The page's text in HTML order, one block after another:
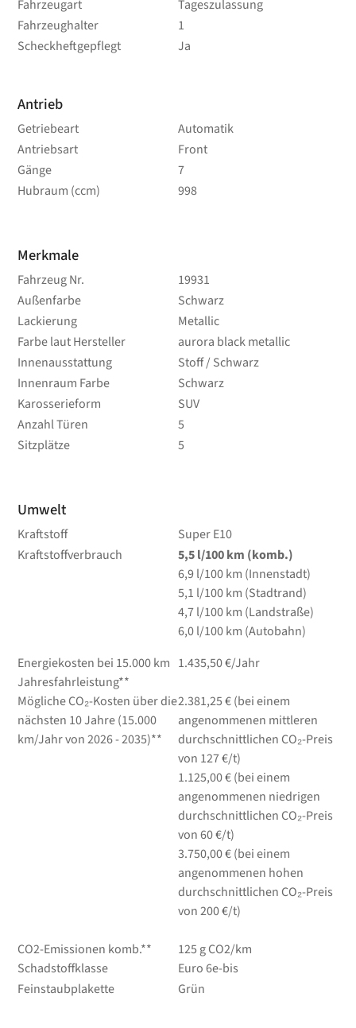
Fahrzeugart
Tageszulassung
Fahrzeughalter
1
Scheckheftgepflegt
Ja
Antrieb
Getriebeart
Automatik
Antriebsart
Front
Gänge
7
Hubraum (ccm)
998
Merkmale
Fahrzeug Nr.
19931
Außenfarbe
Schwarz
Lackierung
Metallic
Farbe laut Hersteller
aurora black metallic
Innenausstattung
Stoff / Schwarz
Innenraum Farbe
Schwarz
Karosserieform
SUV
Anzahl Türen
5
Sitzplätze
5
Umwelt
Kraftstoff
Super E10
Kraftstoffverbrauch
5,5l/100 km (komb.)
6,9l/100 km (Innenstadt)
5,1 l/100 km (Stadtrand)
4,7l/100 km (Landstraße)
6,0l/100 km (Autobahn)
Energiekosten bei 15.000 km
Jahresfahrleistung**
1.435,50 €/Jahr
Mögliche CO₂-Kosten über die
nächsten 10 Jahre (15.000
km/Jahr von 2026 - 2035)**
2.381,25 € (bei einem
angenommenen mittleren
durchschnittlichen CO₂-Preis
von 127 €/t)
1.125,00 € (bei einem
angenommenen niedrigen
durchschnittlichen CO₂-Preis
von 60 €/t)
3.750,00 € (bei einem
angenommenen hohen
durchschnittlichen CO₂-Preis
von 200 €/t)
CO2-Emissionen komb.**
125 g CO2/km
Schadstoffklasse
Euro 6e-bis
Feinstaubplakette
Grün